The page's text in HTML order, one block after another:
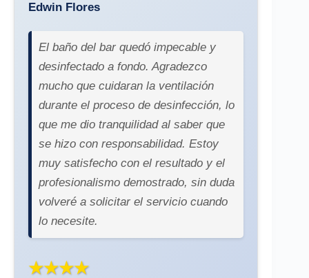
Edwin Flores
El baño del bar quedó impecable y
desinfectado a fondo. Agradezco
mucho que cuidaran la ventilación
durante el proceso de desinfección, lo
que me dio tranquilidad al saber que
se hizo con responsabilidad. Estoy
muy satisfecho con el resultado y el
profesionalismo demostrado, sin duda
volveré a solicitar el servicio cuando
lo necesite.
★★★★